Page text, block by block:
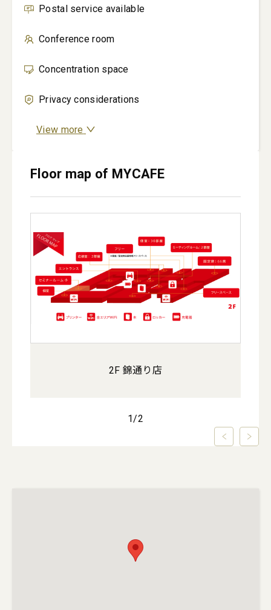
Postal service available
Conference room
Concentration space
Privacy considerations
View more
Floor map of MYCAFE
2F 錦通り店
1/2